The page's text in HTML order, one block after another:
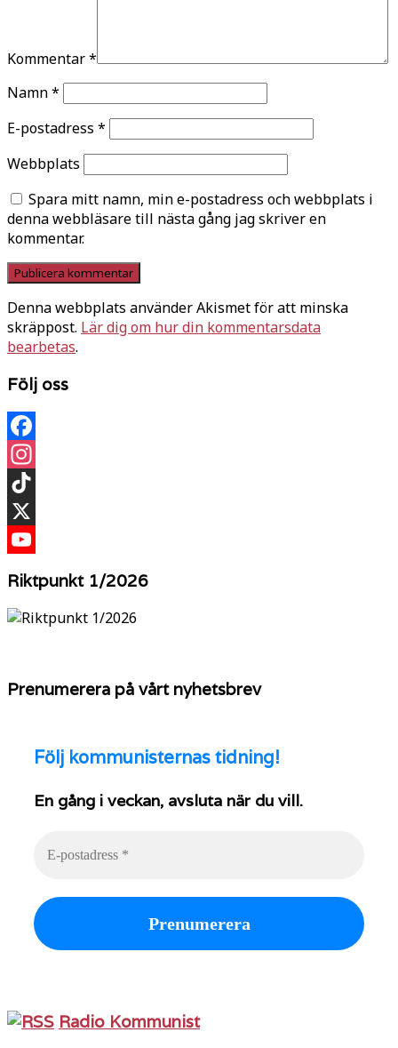
Kommentar*
Namn*
E-postadress *
Webbplats
Spara mitt namn, min e-postadress och webbplats i
denna webbläsare till nästa gång jag skriver en
kommentar.
Denna webbplats använder Akismet för att minska
skräppost. Lär dig om hur din kommentarsdata
bearbetas.
Följ oss
Facebook
Instagram
TikTok
X
Riktpunkt 1/2026
Prenumerera på vårt nyhetsbrev
Följ kommunisternas tidning!
En gång i veckan, avsluta när du vill.
Radio Kommunist